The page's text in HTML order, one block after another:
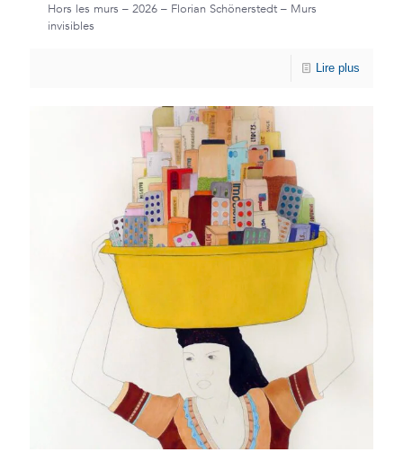
Hors les murs – 2026 – Florian Schönerstedt – Murs
invisibles
Lire plus